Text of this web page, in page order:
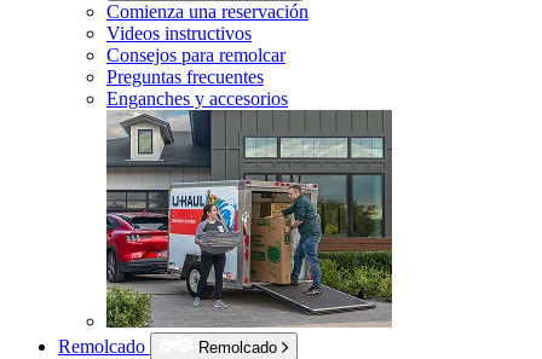
Comienza una reservación
Videos instructivos
Consejos para remolcar
Preguntas frecuentes
Enganches y accesorios
Remolcado
Remolcado